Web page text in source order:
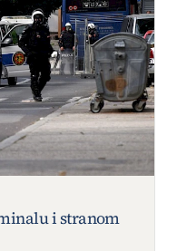
i stranom